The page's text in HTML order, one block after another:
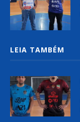
LEIA TAMBÉM